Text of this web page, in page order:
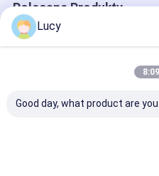
Polecane Produkty
Lucy
Good day, what product are